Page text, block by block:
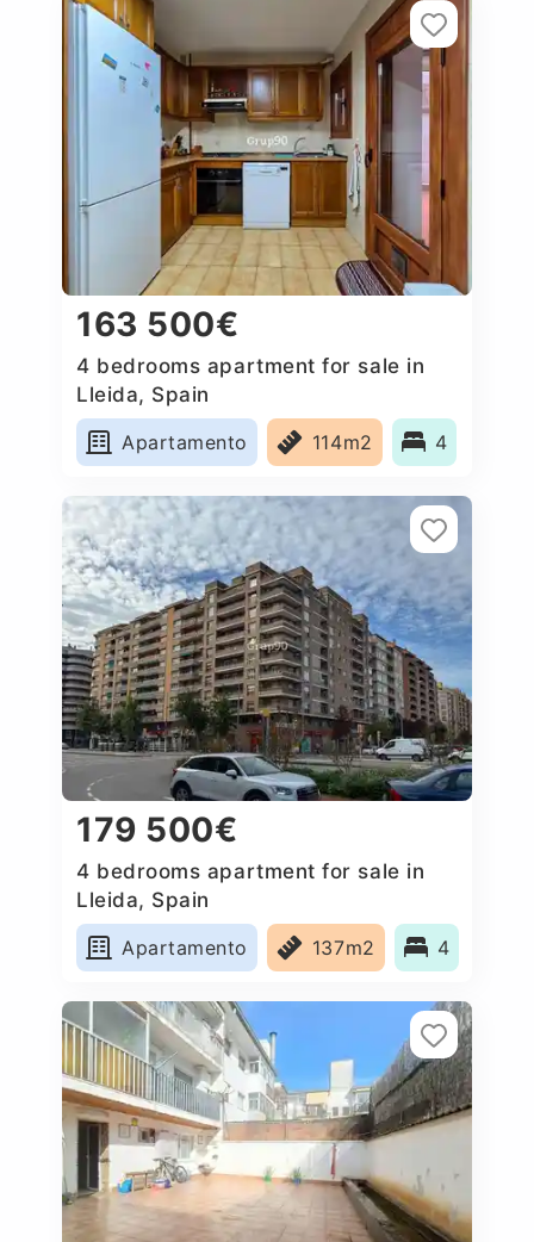
163 500€
4 bedrooms apartment for sale in
Lleida, Spain
Apartamento
114m2 4
179 500€
4 bedrooms apartment for sale in
Lleida, Spain
Apartamento
137m2 4